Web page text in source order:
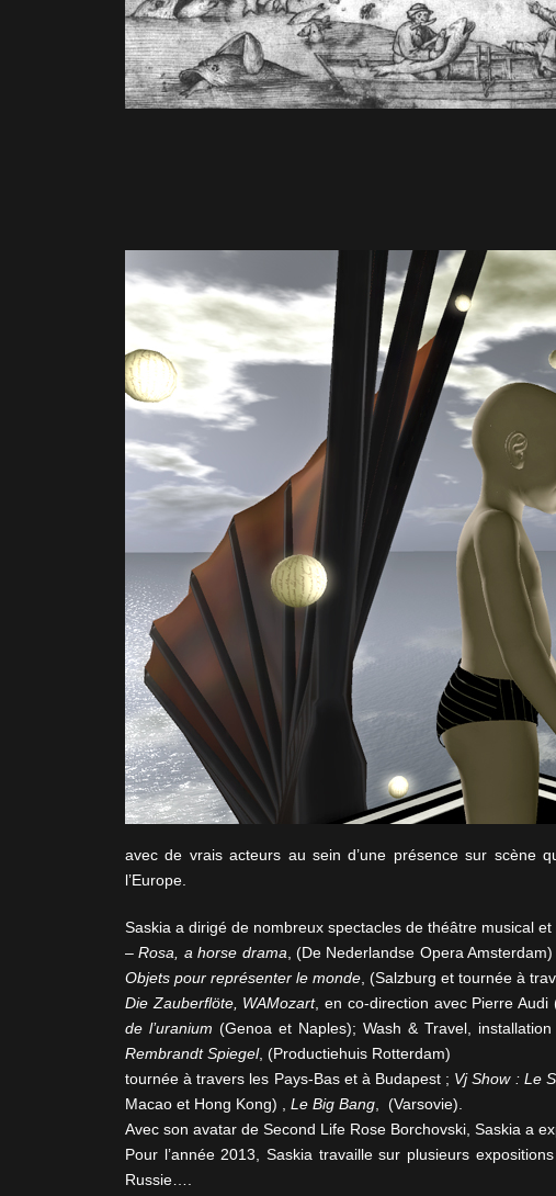
avec de vrais acteurs au sein d’une présence sur scène
l’Europe.
Saskia a dirigé de nombreux spectacles de théâtre musical
–Rosa, a horse drama , (De Nederlandse Opera
Objets pour représenter le monde , (Salzburg et tournée à
Die Zauberflöte, WAMozart, en co-direction avec Pierre
de l’uranium (Genoa et Naples); Wash & Travel,
Rembrandt Spiegel, (Productiehuis Rotterdam)
tournée à travers les Pays-Bas et à Budapest ; Vj Show : Le
Macao et Hong Kong) , Le Big Bang , (Varsovie).
Avec son avatar de Second Life Rose Borchovski, Saskia a
Pour l’année 2013, Saskia travaille sur plusieurs
Russie….